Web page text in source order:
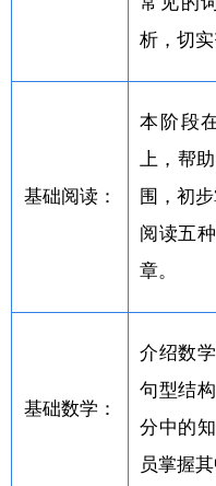
析，切
基础阅读：
本阶段
上，帮
围，初
阅读五
章。
基础数学：
介绍数
句型结
分中的
员掌握